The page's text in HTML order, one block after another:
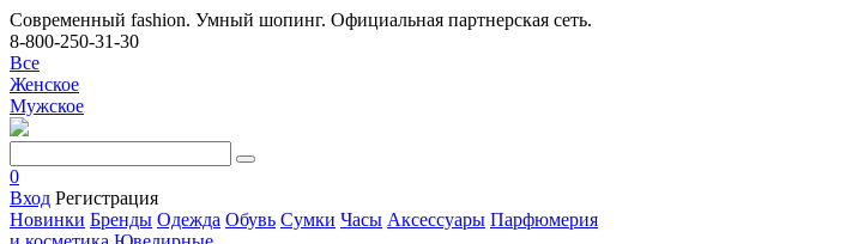
Современный fashion. Умный шопинг. Официальная партнерская сеть.
8-800-250-31-30
Все
Женское
Мужское
0
Вход Регистрация
Новинки Бренды Одежда Обувь Сумки Часы Аксессуары Парфюмерия